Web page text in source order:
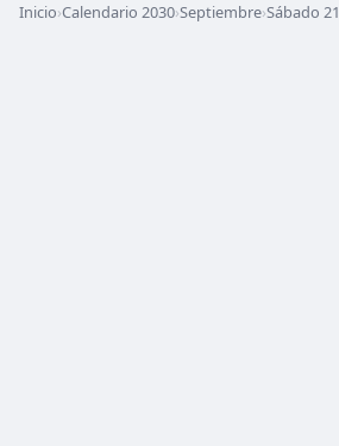
Inicio›Calendario 2030›Septiembre›Sábado 21